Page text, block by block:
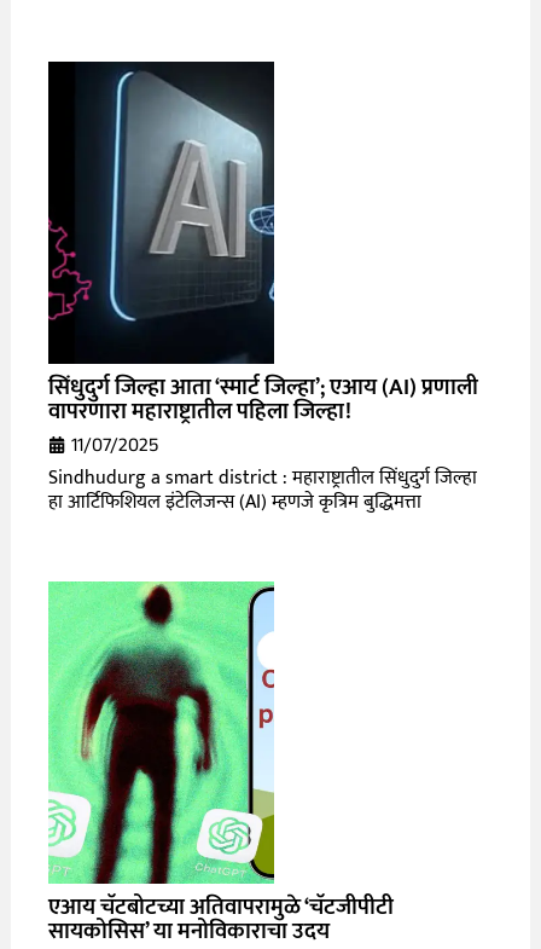
सिंधुदुर्ग जिल्हा आता ‘स्मार्ट जिल्हा’; एआय (AI) प्रणाली
वापरणारा महाराष्ट्रातील पहिला जिल्हा!
11/07/2025
Sindhudurg a smart district : महाराष्ट्रातील सिंधुदुर्ग जिल्हा
हा आर्टिफिशियल इंटेलिजन्स (AI) म्हणजे कृत्रिम बुद्धिमत्ता
एआय चॅटबोटच्या अतिवापरामुळे ‘चॅटजीपीटी
सायकोसिस’ या मनोविकाराचा उदय